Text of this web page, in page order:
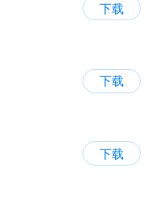
下载
下载
下载